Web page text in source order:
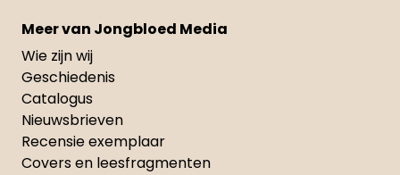
Meer van Jongbloed Media
Wie zijn wij
Geschiedenis
Catalogus
Nieuwsbrieven
Recensie exemplaar
Covers en leesfragmenten